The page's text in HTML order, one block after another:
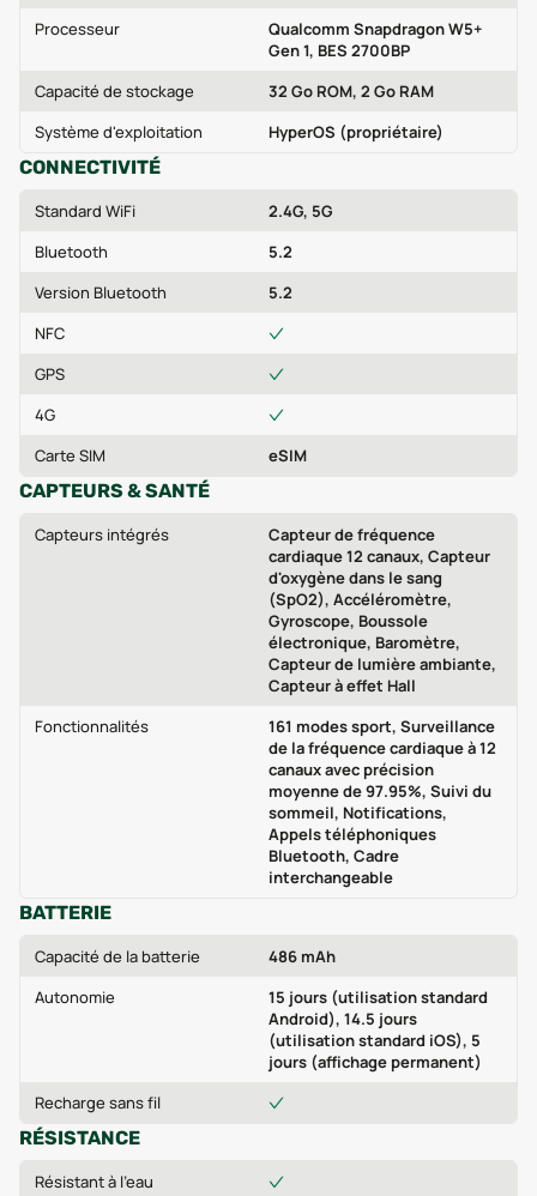
Processeur
Qualcomm Snapdragon W5+
Gen 1, BES 2700BP
Capacité de stockage
32 Go ROM, 2 Go RAM
Système d'exploitation
HyperOS (propriétaire)
CONNECTIVITÉ
Standard WiFi
2.4G, 5G
Bluetooth
5.2
Version Bluetooth
5.2
NFC
GPS
4G
Carte SIM
eSIM
CAPTEURS & SANTÉ
Capteurs intégrés
Capteur de fréquence
cardiaque 12 canaux, Capteur
d'oxygène dans le sang
(SpO2), Accéléromètre,
Gyroscope, Boussole
électronique, Baromètre,
Capteur de lumière ambiante,
Capteur à effet Hall
Fonctionnalités
161 modes sport, Surveillance
de la fréquence cardiaque à 12
canaux avec précision
moyenne de 97.95%, Suivi du
sommeil, Notifications,
Appels téléphoniques
Bluetooth, Cadre
interchangeable
BATTERIE
Capacité de la batterie
486 mAh
Autonomie
15 jours (utilisation standard
Android), 14.5 jours
(utilisation standard iOS), 5
jours (affichage permanent)
Recharge sans fil
RÉSISTANCE
Résistant à l'eau